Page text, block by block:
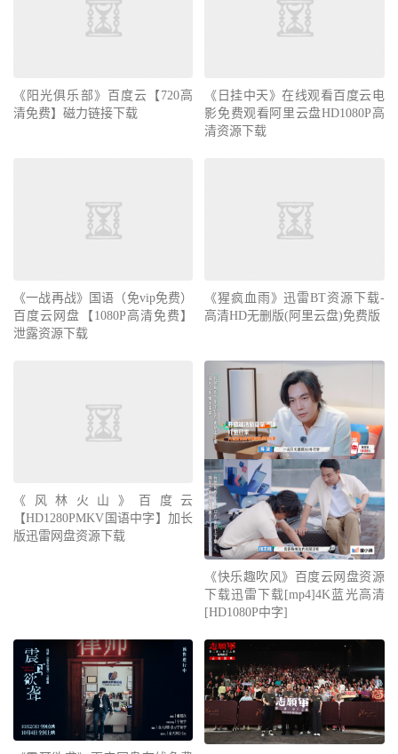
《阳光俱乐部》百度云【720高
清免费】磁力链接下载
《日挂中天》在线观看百度云电
影免费观看阿里云盘HD1080P高
清资源下载
《一战再战》国语（免vip免费）
百度云网盘【1080P高清免费】
泄露资源下载
《猩疯血雨》迅雷BT资源下载-
高清HD无删版(阿里云盘)免费版
《风林火山》百度云
【HD1280PMKV国语中字】加长
版迅雷网盘资源下载
《快乐趣吹风》百度云网盘资源
下载迅雷下载[mp4]4K蓝光高清
[HD1080P中字]